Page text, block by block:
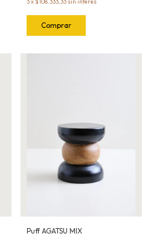
3x $108.333,33 sin interés
Puff AGATSU MIX